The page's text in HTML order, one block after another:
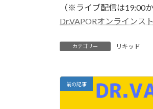
（※ライブ配信は19:00
Dr.VAPORオンラインス
カテゴリー リキッド
前の記事